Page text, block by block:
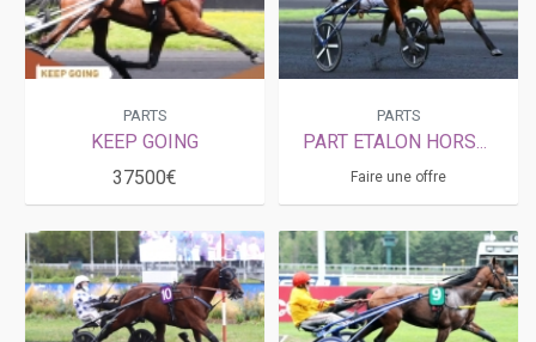
PARTS
KEEP GOING
37500€
PARTS
PART ETALON HORSY DREAM
Faire une offre